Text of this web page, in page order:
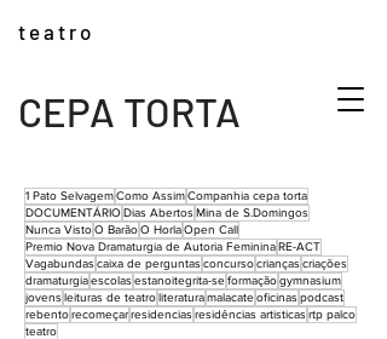
CEPA TORTA
t e a t r o
1 Pato SelvagemComo AssimCompanhia cepa torta
DOCUMENTÁRIO Dias AbertosMina de S.Domingos
Nunca VistoO BarãoO HorlaOpen Call
Premio Nova Dramaturgia de Autoria FemininaRE-ACT
Vagabundascaixa de perguntasconcursocriançascriações
dramaturgiaescolasestanoitegrita-seformaçãogymnasium
jovensleituras de teatroliteraturamalacateoficinaspodcast
rebentorecomeçarresidenciasresidências artisticasrtp palco
teatro